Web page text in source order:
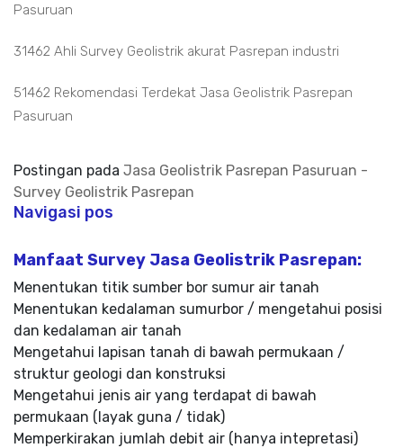
Pasuruan
31462 Ahli Survey Geolistrik akurat Pasrepan industri
51462 Rekomendasi Terdekat Jasa Geolistrik Pasrepan
Pasuruan
Postingan pada Jasa Geolistrik Pasrepan Pasuruan -
Survey Geolistrik Pasrepan
Navigasi pos
Manfaat Survey Jasa Geolistrik Pasrepan:
Menentukan titik sumber bor sumur air tanah
Menentukan kedalaman sumurbor / mengetahui posisi
dan kedalaman air tanah
Mengetahui lapisan tanah di bawah permukaan /
struktur geologi dan konstruksi
Mengetahui jenis air yang terdapat di bawah
permukaan (layak guna / tidak)
Memperkirakan jumlah debit air (hanya intepretasi)